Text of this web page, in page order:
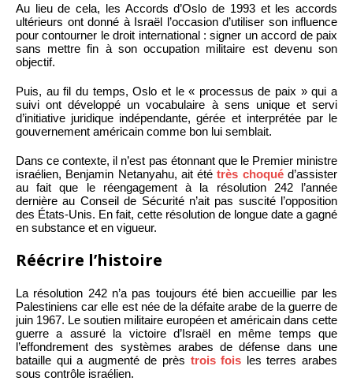
Au lieu de cela, les Accords d’Oslo de 1993 et ​​les accords
ultérieurs ont donné à Israël l’occasion d’utiliser son influence
pour contourner le droit international : signer un accord de paix
sans mettre fin à son occupation militaire est devenu son
objectif.
Puis, au fil du temps, Oslo et le « processus de paix » qui a
suivi ont développé un vocabulaire à sens unique et servi
d’initiative juridique indépendante, gérée et interprétée par le
gouvernement américain comme bon lui semblait.
Dans ce contexte, il n’est pas étonnant que le Premier ministre
israélien, Benjamin Netanyahu, ait ététrès choquéd’assister
au fait que le réengagement à la résolution 242 l’année
dernière au Conseil de Sécurité n’ait pas suscité l’opposition
des États-Unis. En fait, cette résolution de longue date a gagné
en substance et en vigueur.
Réécrire l’histoire
La résolution 242 n’a pas toujours été bien accueillie par les
Palestiniens car elle est née de la défaite arabe de la guerre de
juin 1967. Le soutien militaire européen et américain dans cette
guerre a assuré la victoire d’Israël en même temps que
l’effondrement des systèmes arabes de défense dans une
bataille qui a augmenté de près trois fois les terres arabes
sous contrôle israélien.